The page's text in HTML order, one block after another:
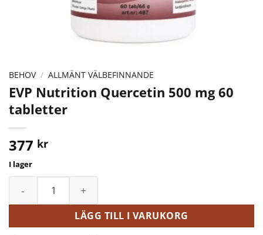
BEHOV / ALLMÄNT VÄLBEFINNANDE
EVP Nutrition Quercetin 500 mg 60
tabletter
377 kr
I lager
LÄGG TILL I VARUKORG